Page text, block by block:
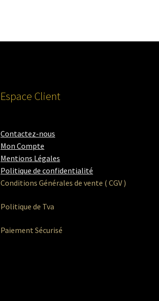
Espace Client
Contactez-nous
Mon Compte
Mentions Légales
Politique de confidentialité
Conditions Générales de vente ( CGV )
Politique de Tva
Paiement Sécurisé